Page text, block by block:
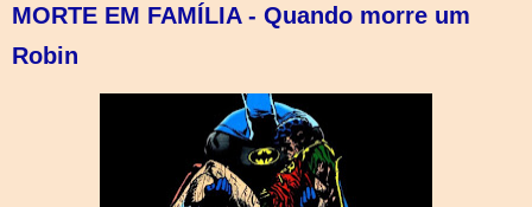
MORTE EM FAMÍLIA - Quando morre um
Robin